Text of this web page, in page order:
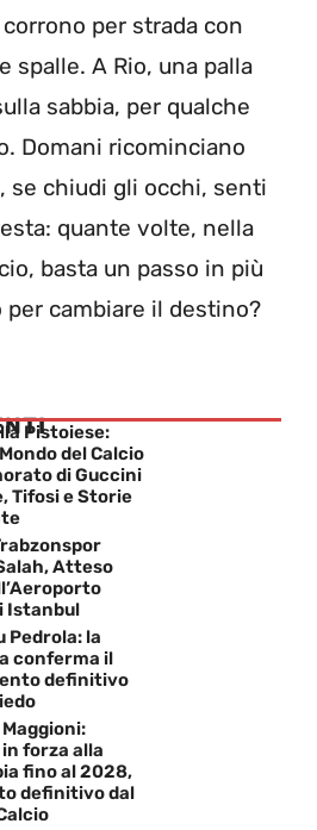
per strada con
spalle. A Rio, una palla
sabbia, per qualche
Domani ricominciano
se chiudi gli occhi, senti
quante volte, nella
basta un passo in più
cambiare il destino?
Pistoiese:
del Calcio
di Guccini
Tifosi e Storie
Atteso
Istanbul
Pedrola: la
conferma il
definitivo
forza alla
fino al 2028,
definitivo dal